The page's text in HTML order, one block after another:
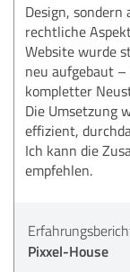
Design, sondern
rechtliche
Website wurde
neu aufgebaut
kompletter
Die Umsetzung
effizient,
Ich kann die
empfehlen.
Pixxel-House